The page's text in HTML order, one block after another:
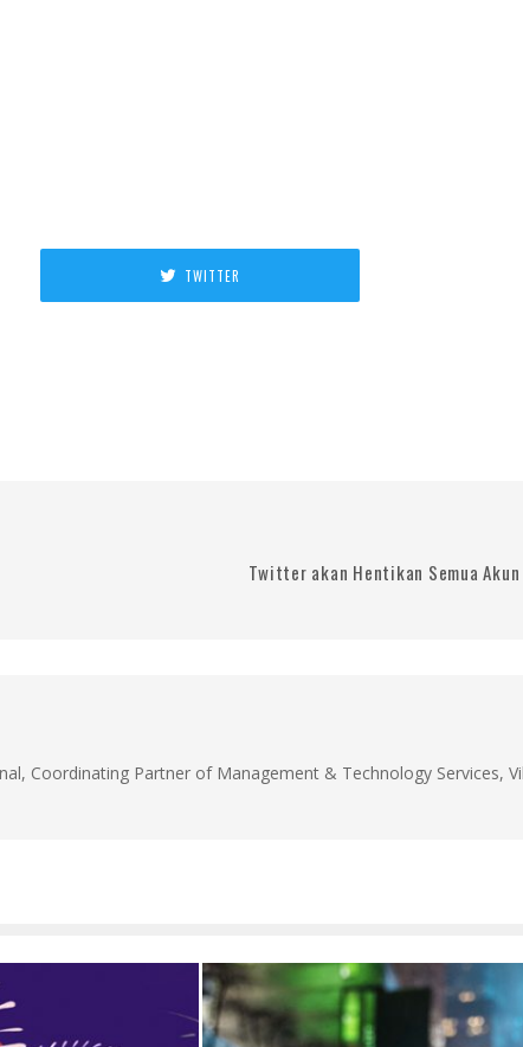
TWITTER
Twitter akan Hentikan Semua
Coordinating Partner of Management & Technology Services,